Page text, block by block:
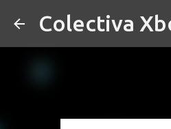
Colectiva